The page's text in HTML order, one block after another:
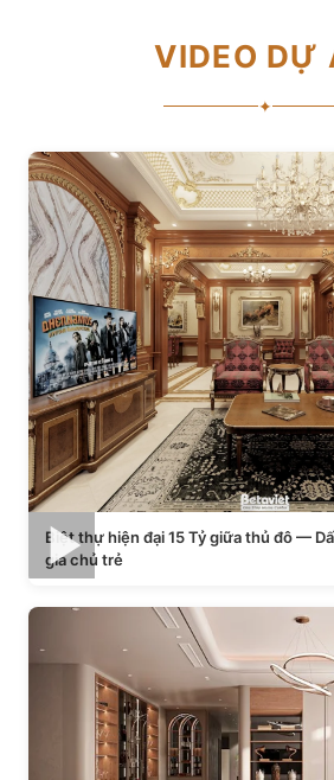
VIDEO DỰ
✦
Biệt thự hiện đại 15 Tỷ giữa thủ đô —
gia chủ trẻ